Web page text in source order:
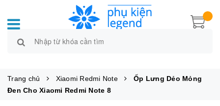
Trang chủ Xiaomi Redmi Note
Ốp Lưng Dẻo Mỏng
Đen Cho Xiaomi Redmi Note 8